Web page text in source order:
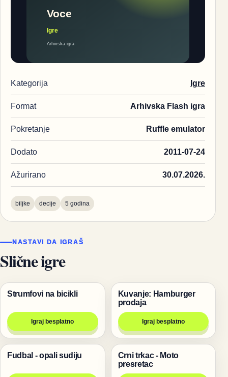
Kategorija Igre
Format Arhivska Flash igra
Pokretanje Ruffle emulator
Dodato 2011-07-24
Ažurirano 30.07.2026.
biljke decije 5 godina
NASTAVI DA IGRAŠ
Slične igre
Igre
Strumfovi na bicikli
Igraj besplatno
Igre
Kuvanje: Hamburger
prodaja
Igraj besplatno
Igre
Fudbal - opali sudiju Trke
Crni trkac - Moto
presretac